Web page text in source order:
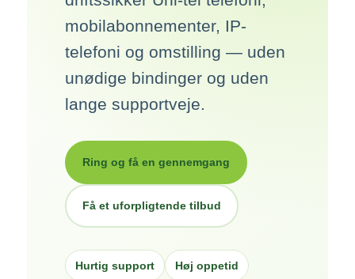
mobilabonnementer, IP-
telefoni og omstilling — uden
unødige bindinger og uden
lange supportveje.
Ring og få en gennemgang
Få et uforpligtende tilbud
Hurtig support Høj oppetid